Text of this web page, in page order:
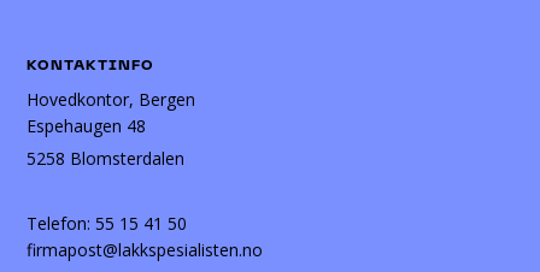
KONTAKTINFO
Hovedkontor, Bergen
Espehaugen 48
5258 Blomsterdalen
Telefon:55 15 41 50
firmapost@lakkspesialisten.no